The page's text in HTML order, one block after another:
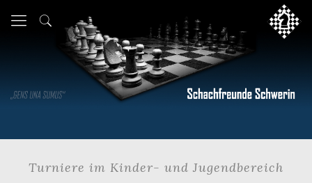
Turniere im Kinder- und Jugendbereich